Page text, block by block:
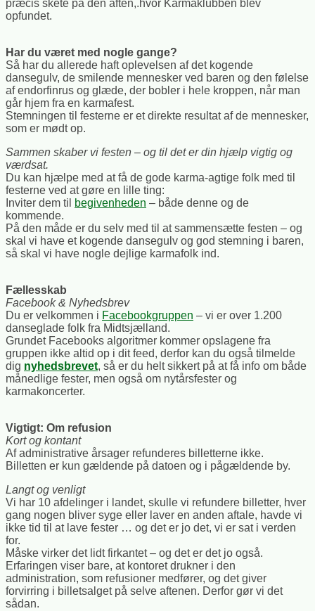
præcis skete på den aften,.hvor Karmaklubben blev
opfundet.
Har du været med nogle gange?
Så har du allerede haft oplevelsen af det kogende
dansegulv, de smilende mennesker ved baren og den følelse
af endorfinrus og glæde, der bobler i hele kroppen, når man
går hjem fra en karmafest.
Stemningen til festerne er et direkte resultat af de mennesker,
som er mødt op.
Sammen skaber vi festen – og til det er din hjælp vigtig og
værdsat.
Du kan hjælpe med at få de gode karma-agtige folk med til
festerne ved at gøre en lille ting:
Inviter dem til
begivenheden – både denne og de
kommende.
På den måde er du selv med til at sammensætte festen – og
skal vi have et kogende dansegulv og god stemning i baren,
så skal vi have nogle dejlige karmafolk ind.
Fællesskab
Facebook & Nyhedsbrev
Du er velkommen i Facebookgruppen – vi er over 1.200
danseglade folk fra Midtsjælland.
Grundet Facebooks algoritmer kommer opslagene fra
gruppen ikke altid op i dit feed, derfor kan du også tilmelde
dig nyhedsbrevet, så er du helt sikkert på at få info om både
månedlige fester, men også om nytårsfester og
karmakoncerter.
Vigtigt: Om refusion
Kort og kontant
Af administrative årsager refunderes billetterne ikke.
Billetten er kun gældende på datoen og i pågældende by.
Langt og venligt
Vi har 10 afdelinger i landet, skulle vi refundere billetter, hver
gang nogen bliver syge eller laver en anden aftale, havde vi
ikke tid til at lave fester … og det er jo det, vi er sat i verden
for.
Måske virker det lidt firkantet – og det er det jo også.
Erfaringen viser bare, at kontoret drukner i den
administration, som refusioner medfører, og det giver
forvirring i billetsalget på selve aftenen. Derfor gør vi det
sådan.